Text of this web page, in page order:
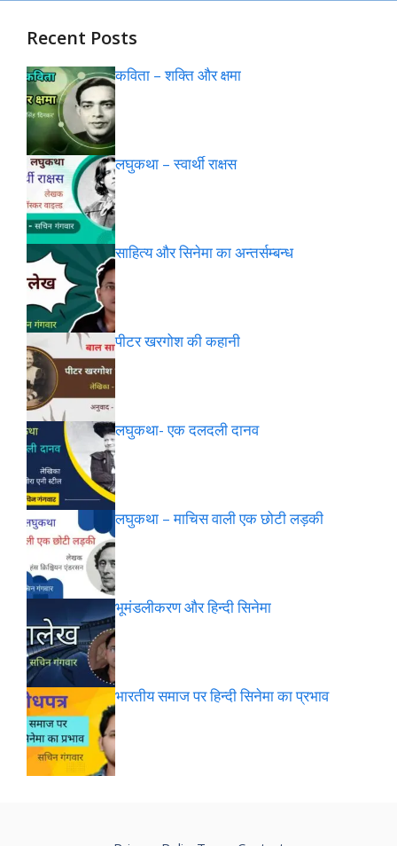
Recent Posts
कविता – शक्ति और क्षमा
लघुकथा – स्वार्थी राक्षस
साहित्य और सिनेमा का अन्तर्सम्बन्ध
पीटर खरगोश की कहानी
लघुकथा- एक दलदली दानव
लघुकथा – माचिस वाली एक छोटी लड़की
भूमंडलीकरण और हिन्दी सिनेमा
भारतीय समाज पर हिन्दी सिनेमा का प्रभाव